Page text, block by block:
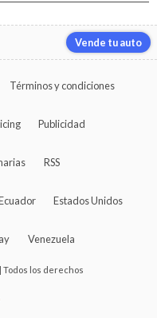
Vende tu auto
Términos y condiciones
Publicidad
RSS
Estados Unidos
Venezuela
Todos los derechos